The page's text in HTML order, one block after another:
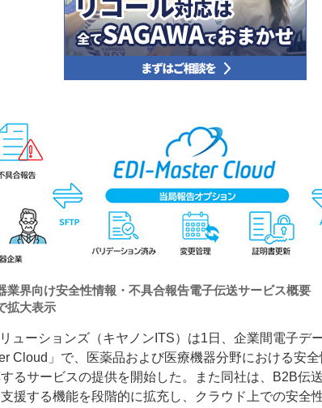
業界向け安全性情報・不具合報告電子伝送サービス概要
拡大表示
ューションズ（キヤノンITS）は1日、企業間電子デ
Cloud」で、医薬品および医療機器分野における安
るサービスの提供を開始した。また同社は、B2B伝
援する機能を段階的に拡充し、クラウド上での安全